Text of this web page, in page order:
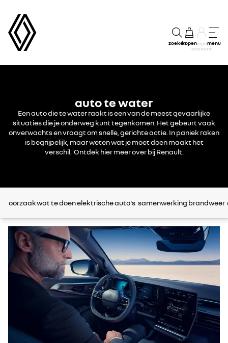
zoekenkopenmijn
account
menu
auto te water
Een auto die te water raakt is een van de meest gevaarlijke
situaties die je onderweg kunt tegenkomen. Het gebeurt vaak
onverwachts en vraagt om snelle, gerichte actie. In paniek raken
is begrijpelijk, maar weten wat je moet doen maakt het
verschil. Ontdek hier meer over bij Renault.
oorzaakwat te doenelektrische auto's samenwerking brandweer